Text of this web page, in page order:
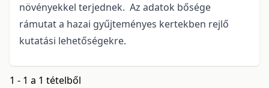
növényekkel terjednek. Az adatok bősége
rámutat a hazai gyűjteményes kertekben rejlő
kutatási lehetőségekre.
1 - 1 a 1 tételből